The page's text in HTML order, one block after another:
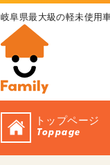
岐阜県最大級の軽未使用
トップページ
Toppage